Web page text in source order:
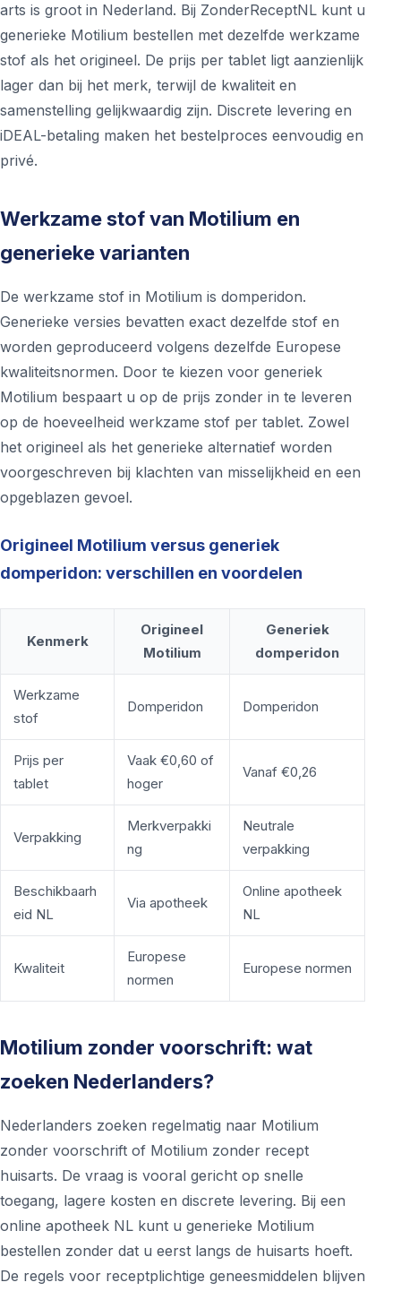
arts is groot in Nederland. Bij ZonderReceptNL kunt u
generieke Motilium bestellen met dezelfde werkzame
stof als het origineel. De prijs per tablet ligt aanzienlijk
lager dan bij het merk, terwijl de kwaliteit en
samenstelling gelijkwaardig zijn. Discrete levering en
iDEAL-betaling maken het bestelproces eenvoudig en
privé.
Werkzame stof van Motilium en
generieke varianten
De werkzame stof in Motilium is domperidon.
Generieke versies bevatten exact dezelfde stof en
worden geproduceerd volgens dezelfde Europese
kwaliteitsnormen. Door te kiezen voor generiek
Motilium bespaart u op de prijs zonder in te leveren
op de hoeveelheid werkzame stof per tablet. Zowel
het origineel als het generieke alternatief worden
voorgeschreven bij klachten van misselijkheid en een
opgeblazen gevoel.
Origineel Motilium versus generiek
domperidon: verschillen en voordelen
Kenmerk
Origineel
Motilium
Generiek
domperidon
Werkzame
stof
Domperidon Domperidon
Prijs per
tablet
Vaak €0,60 of
hoger
Vanaf €0,26
Verpakking
Merkverpakki
ng
Neutrale
verpakking
Beschikbaarh
eid NL
Via apotheek
Online apotheek
NL
Kwaliteit
Europese
normen
Europese normen
Motilium zonder voorschrift: wat
zoeken Nederlanders?
Nederlanders zoeken regelmatig naar Motilium
zonder voorschrift of Motilium zonder recept
huisarts. De vraag is vooral gericht op snelle
toegang, lagere kosten en discrete levering. Bij een
online apotheek NL kunt u generieke Motilium
bestellen zonder dat u eerst langs de huisarts hoeft.
De regels voor receptplichtige geneesmiddelen blijven